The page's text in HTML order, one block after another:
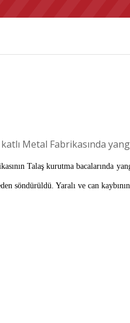
Metal Fabrikasında
Talaş kurutma bacalarında
söndürüldü. Yaralı ve can